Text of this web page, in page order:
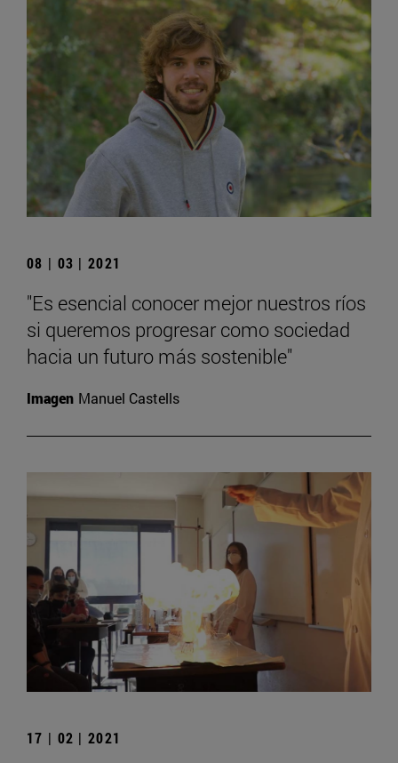
08 | 03 | 2021
"Es esencial conocer mejor nuestros ríos
si queremos progresar como sociedad
hacia un futuro más sostenible"
Imagen Manuel Castells
17 | 02 | 2021